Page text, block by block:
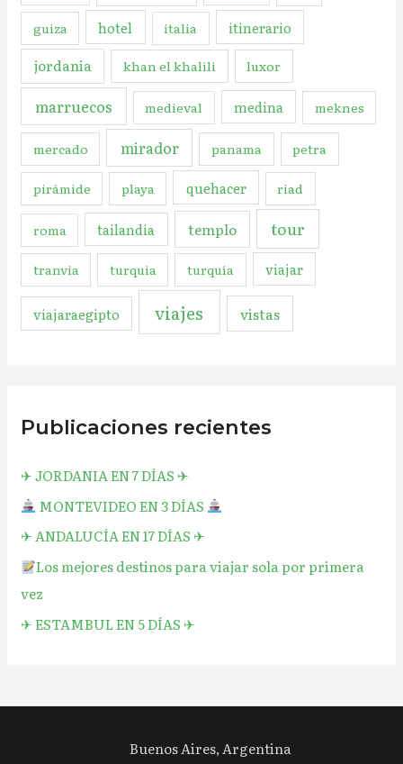
guiza hotel italia itinerario
jordania khan el khalili luxor
marruecos medieval medina meknes
mercado mirador panama petra
pirámide playa quehacer riad
roma tailandia templo tour
tranvia turquia turquía viajar
viajaraegipto viajes vistas
Publicaciones recientes
✈︎ JORDANIA EN 7 DÍAS ✈︎
MONTEVIDEO EN 3 DÍAS
✈︎ ANDALUCÍA EN 17 DÍAS ✈︎
Los mejores destinos para viajar sola por primera
vez
✈︎ ESTAMBUL EN 5 DÍAS ✈︎
Buenos Aires, Argentina